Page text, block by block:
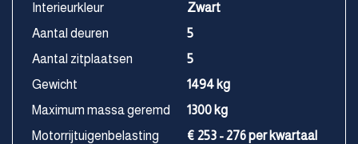
Interieurkleur
Zwart
Aantal deuren
5
Aantal zitplaatsen
5
Gewicht
1494 kg
Maximum massa geremd
1300 kg
Motorrijtuigenbelasting
€ 253 - 276 per kwartaal